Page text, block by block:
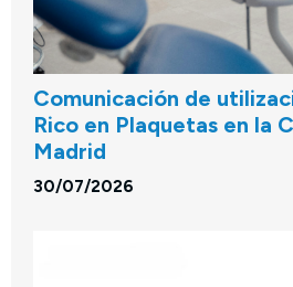
Comunicación de
Rico en Plaquetas en la
Madrid
30/07/2026